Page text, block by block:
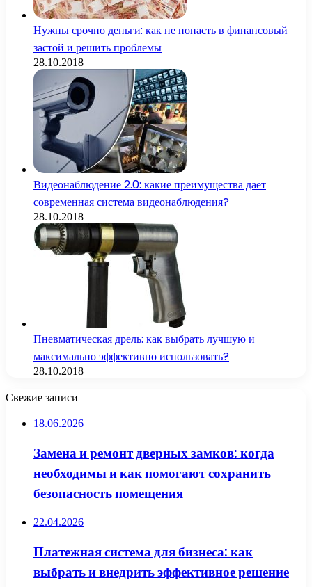
Нужны срочно деньги: как не попасть в финансовый
застой и решить проблемы
28.10.2018
Видеонаблюдение 2.0: какие преимущества дает
современная система видеонаблюдения?
28.10.2018
Пневматическая дрель: как выбрать лучшую и
максимально эффективно использовать?
28.10.2018
Свежие записи
18.06.2026
Замена и ремонт дверных замков: когда
необходимы и как помогают сохранить
безопасность помещения
22.04.2026
Платежная система для бизнеса: как
выбрать и внедрить эффективное решение